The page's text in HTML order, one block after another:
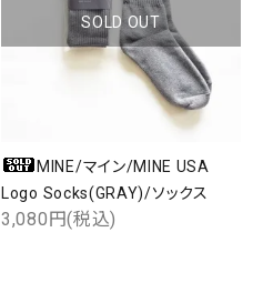
SOLD OUT
MINE/マイン/MINE USA
Logo Socks(GRAY)/ソックス
3,080円(税込)